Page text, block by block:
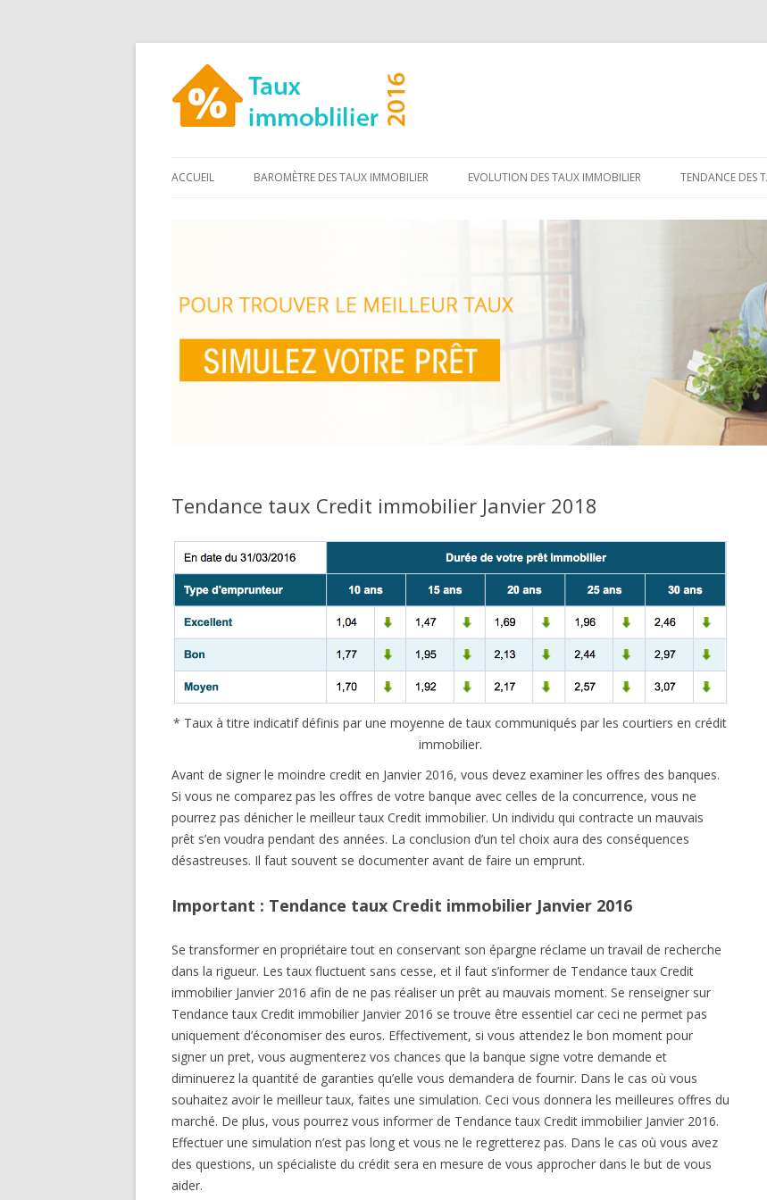
au
ACCUEIL BAROMÈTRE DES TAUX IMMOBILIER EVOLUTION DES TAUX IMMOBILIER TENDANCE DES
Tendance taux Credit immobilier Janvier 2018
* Taux à titre indicatif définis par une moyenne de taux communiqués par les courtiers en crédit
immobilier.
Avant de signer le moindre credit en Janvier 2016, vous devez examiner les offres des banques.
Si vous ne comparez pas les offres de votre banque avec celles de la concurrence, vous ne
pourrez pas dénicher le meilleur taux Credit immobilier. Un individu qui contracte un mauvais
prêt s’en voudra pendant des années. La conclusion d’un tel choix aura des conséquences
désastreuses. Il faut souvent se documenter avant de faire un emprunt.
Important : Tendance taux Credit immobilier Janvier 2016
Se transformer en propriétaire tout en conservant son épargne réclame un travail de recherche
dans la rigueur. Les taux fluctuent sans cesse, et il faut s’informer de Tendance taux Credit
immobilier Janvier 2016 afin de ne pas réaliser un prêt au mauvais moment. Se renseigner sur
Tendance taux Credit immobilier Janvier 2016 se trouve être essentiel car ceci ne permet pas
uniquement d’économiser des euros. Effectivement, si vous attendez le bon moment pour
signer un pret, vous augmenterez vos chances que la banque signe votre demande et
diminuerez la quantité de garanties qu’elle vous demandera de fournir. Dans le cas où vous
souhaitez avoir le meilleur taux, faites une simulation. Ceci vous donnera les meilleures offres du
marché. De plus, vous pourrez vous informer de Tendance taux Credit immobilier Janvier 2016.
Effectuer une simulation n’est pas long et vous ne le regretterez pas. Dans le cas où vous avez
des questions, un spécialiste du crédit sera en mesure de vous approcher dans le but de vous
aider.